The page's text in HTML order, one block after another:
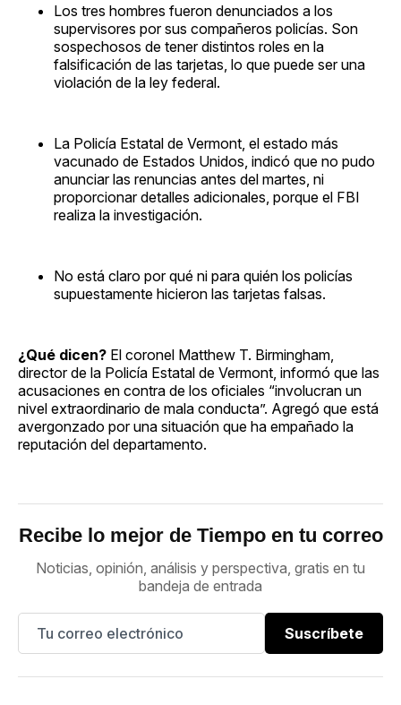
Los tres hombres fueron denunciados a los
supervisores por sus compañeros policías. Son
sospechosos de tener distintos roles en la
falsificación de las tarjetas, lo que puede ser una
violación de la ley federal.
La Policía Estatal de Vermont, el estado más
vacunado de Estados Unidos, indicó que no pudo
anunciar las renuncias antes del martes, ni
proporcionar detalles adicionales, porque el FBI
realiza la investigación.
No está claro por qué ni para quién los policías
supuestamente hicieron las tarjetas falsas.
¿Qué dicen? El coronel Matthew T. Birmingham,
director de la Policía Estatal de Vermont, informó que las
acusaciones en contra de los oficiales “involucran un
nivel extraordinario de mala conducta”. Agregó que está
avergonzado por una situación que ha empañado la
reputación del departamento.
Recibe lo mejor de Tiempo en tu correo
Noticias, opinión, análisis y perspectiva, gratis en tu
bandeja de entrada
Suscríbete